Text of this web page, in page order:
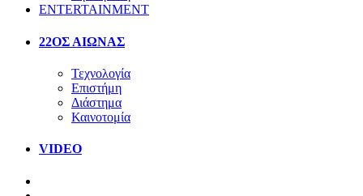
ENTERTAINMENT
22ΟΣ ΑΙΩΝΑΣ
Τεχνολογία
Επιστήμη
Διάστημα
Καινοτομία
VIDEO